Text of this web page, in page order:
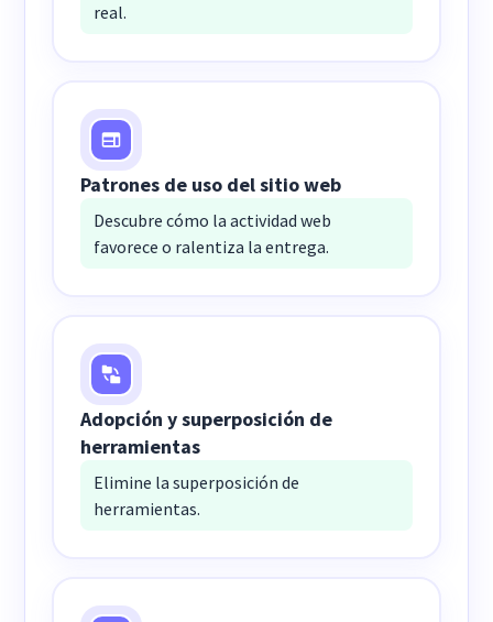
real.
Patrones de uso del sitio web
Descubre cómo la actividad web
favorece o ralentiza la entrega.
Adopción y superposición de
herramientas
Elimine la superposición de
herramientas.